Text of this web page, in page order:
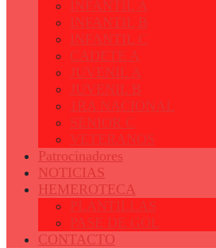
INFANTIL A
INFANTIL B
INFANTIL C
CADETE A
JUVENIL A
JUVENIL B
1RA NACIONAL
SENIOR C
VETERANOS
Patrocinadores
NOTICIAS
HEMEROTECA
PLANTILLAS
PASE DE GOL
CONTACTO